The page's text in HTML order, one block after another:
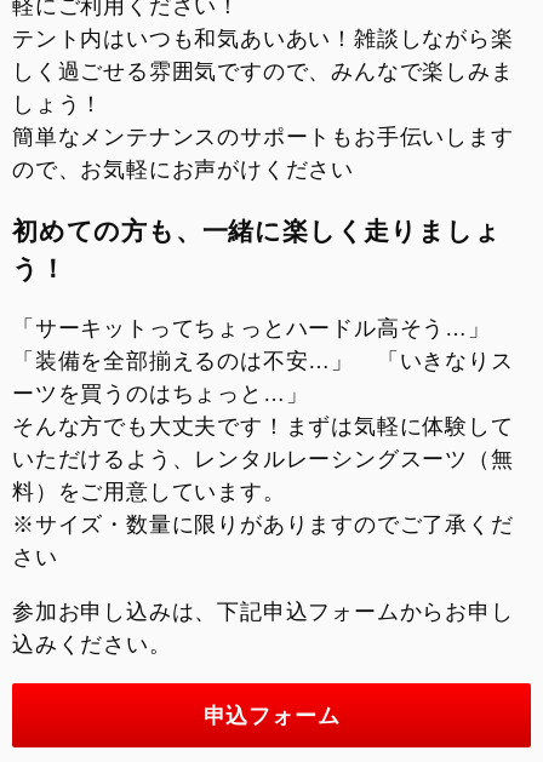
軽にご利用ください！
テント内はいつも和気あいあい！雑談しながら楽
しく過ごせる雰囲気ですので、みんなで楽しみま
しょう！
簡単なメンテナンスのサポートもお手伝いします
ので、お気軽にお声がけください
初めての方も、一緒に楽しく走りましょ
う！
「サーキットってちょっとハードル高そう…」
「装備を全部揃えるのは不安…」 「いきなりス
ーツを買うのはちょっと…」
そんな方でも大丈夫です！まずは気軽に体験して
いただけるよう、レンタルレーシングスーツ（無
料）をご用意しています。
※サイズ・数量に限りがありますのでご了承くだ
さい
参加お申し込みは、下記申込フォームからお申し
込みください。
申込フォーム